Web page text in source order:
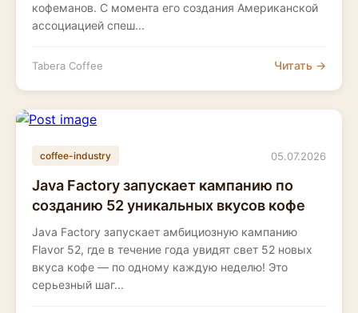
кофеманов. С момента его создания Американской
ассоциацией спеш...
Tabera Coffee Читать →
coffee-industry 05.07.2026
Java Factory запускает кампанию по
созданию 52 уникальных вкусов кофе
Java Factory запускает амбициозную кампанию
Flavor 52, где в течение года увидят свет 52 новых
вкуса кофе — по одному каждую неделю! Это
серьезный шаг...